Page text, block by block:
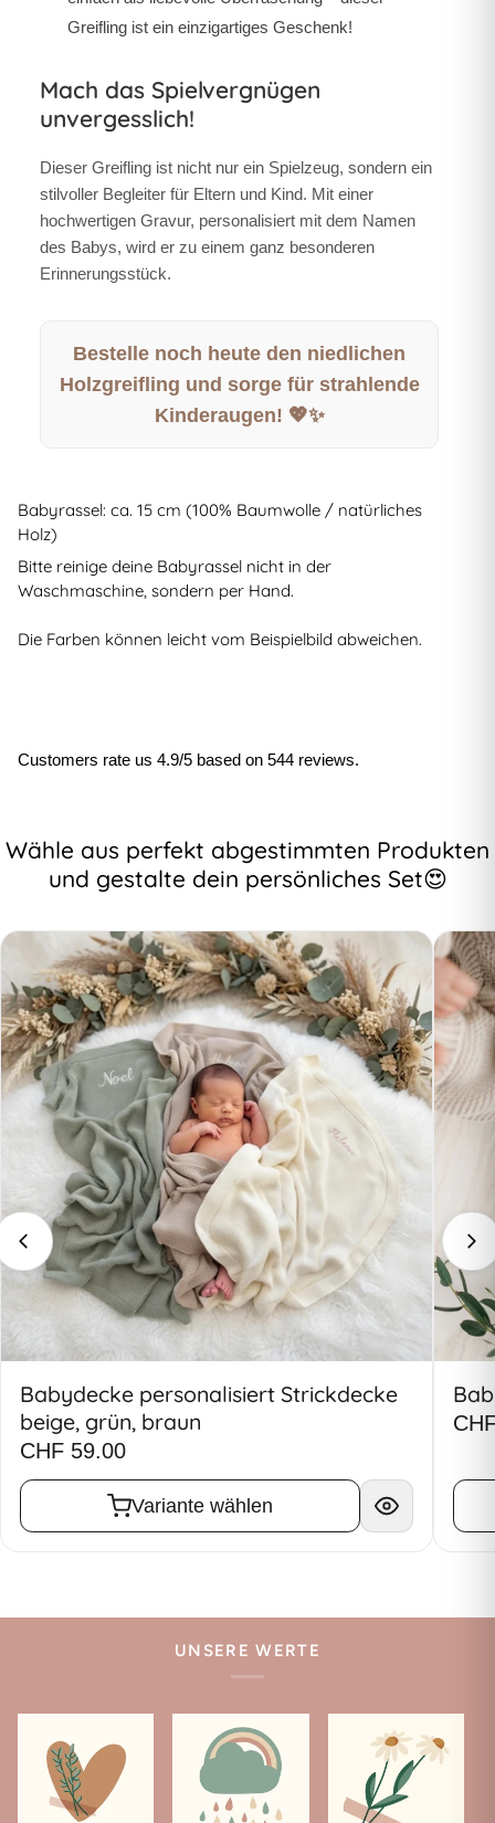
Greifling ist ein einzigartiges Geschenk!
Mach das Spielvergnügen
unvergesslich!
Dieser Greifling ist nicht nur ein Spielzeug, sondern ein
stilvoller Begleiter für Eltern und Kind. Mit einer
hochwertigen Gravur, personalisiert mit dem Namen
des Babys, wird er zu einem ganz besonderen
Erinnerungsstück.
Bestelle noch heute den niedlichen
Holzgreifling und sorge für strahlende
Kinderaugen! 💖✨
Babyrassel: ca. 15 cm (100% Baumwolle / natürliches
Holz)
Bitte reinige deine Babyrassel nicht in der
Waschmaschine, sondern per Hand.
Die Farben können leicht vom Beispielbild abweichen.
Customers rate us 4.9/5 based on 544 reviews.
Wähle aus perfekt abgestimmten Produkten
und gestalte dein persönliches Set😍
Babydecke personalisiert Strickdecke
beige, grün, braun
CHF 59.00
Variante wählen
UNSERE WERTE